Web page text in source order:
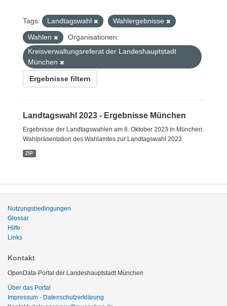
Tags: Landtagswahl
Wahlergebnisse
Wahlen
Organisationen:
Kreisverwaltungsreferat der Landeshauptstadt
München
Ergebnisse filtern
Landtagswahl 2023 - Ergebnisse München
Ergebnisse der Landtagswahlen am 8. Oktober 2023 in München.
Wahlpräsentation des Wahlamtes zur Landtagswahl 2023
ZIP
Nutzungsbedingungen
Glossar
Hilfe
Links
Kontakt
OpenData-Portal der Landeshauptstadt München
Über das Portal
Impressum - Datenschutzerklärung